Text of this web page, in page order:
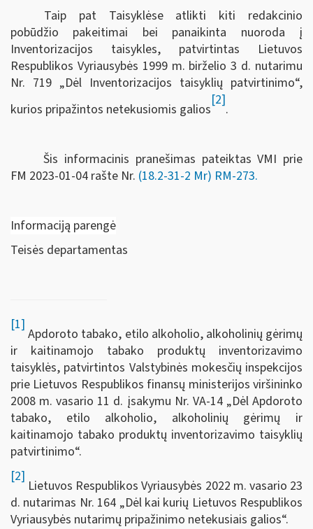
Taip pat Taisyklėse atlikti kiti redakcinio
pobūdžio pakeitimai bei panaikinta nuoroda į
Inventorizacijos taisykles, patvirtintas Lietuvos
Respublikos Vyriausybės 1999 m. birželio 3 d. nutarimu
Nr. 719 „Dėl Inventorizacijos taisyklių patvirtinimo“,
kurios pripažintos netekusiomis galios
[2]
.
Šis informacinis pranešimas pateiktas VMI prie
FM 2023-01-04 rašte Nr. (18.2-31-2 Mr) RM-273.
Informaciją parengė
Teisės departamentas
[1]
Apdoroto tabako, etilo alkoholio, alkoholinių gėrimų
ir kaitinamojo tabako produktų inventorizavimo
taisyklės, patvirtintos Valstybinės mokesčių inspekcijos
prie Lietuvos Respublikos finansų ministerijos viršininko
2008 m. vasario 11 d. įsakymu Nr. VA-14 „Dėl Apdoroto
tabako, etilo alkoholio, alkoholinių gėrimų ir
kaitinamojo tabako produktų inventorizavimo taisyklių
patvirtinimo“.
[2]
Lietuvos Respublikos Vyriausybės 2022 m. vasario 23
d. nutarimas Nr. 164 „Dėl kai kurių Lietuvos Respublikos
Vyriausybės nutarimų pripažinimo netekusiais galios“.